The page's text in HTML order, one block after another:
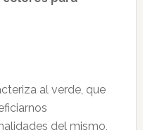
al verde, que
del mismo,